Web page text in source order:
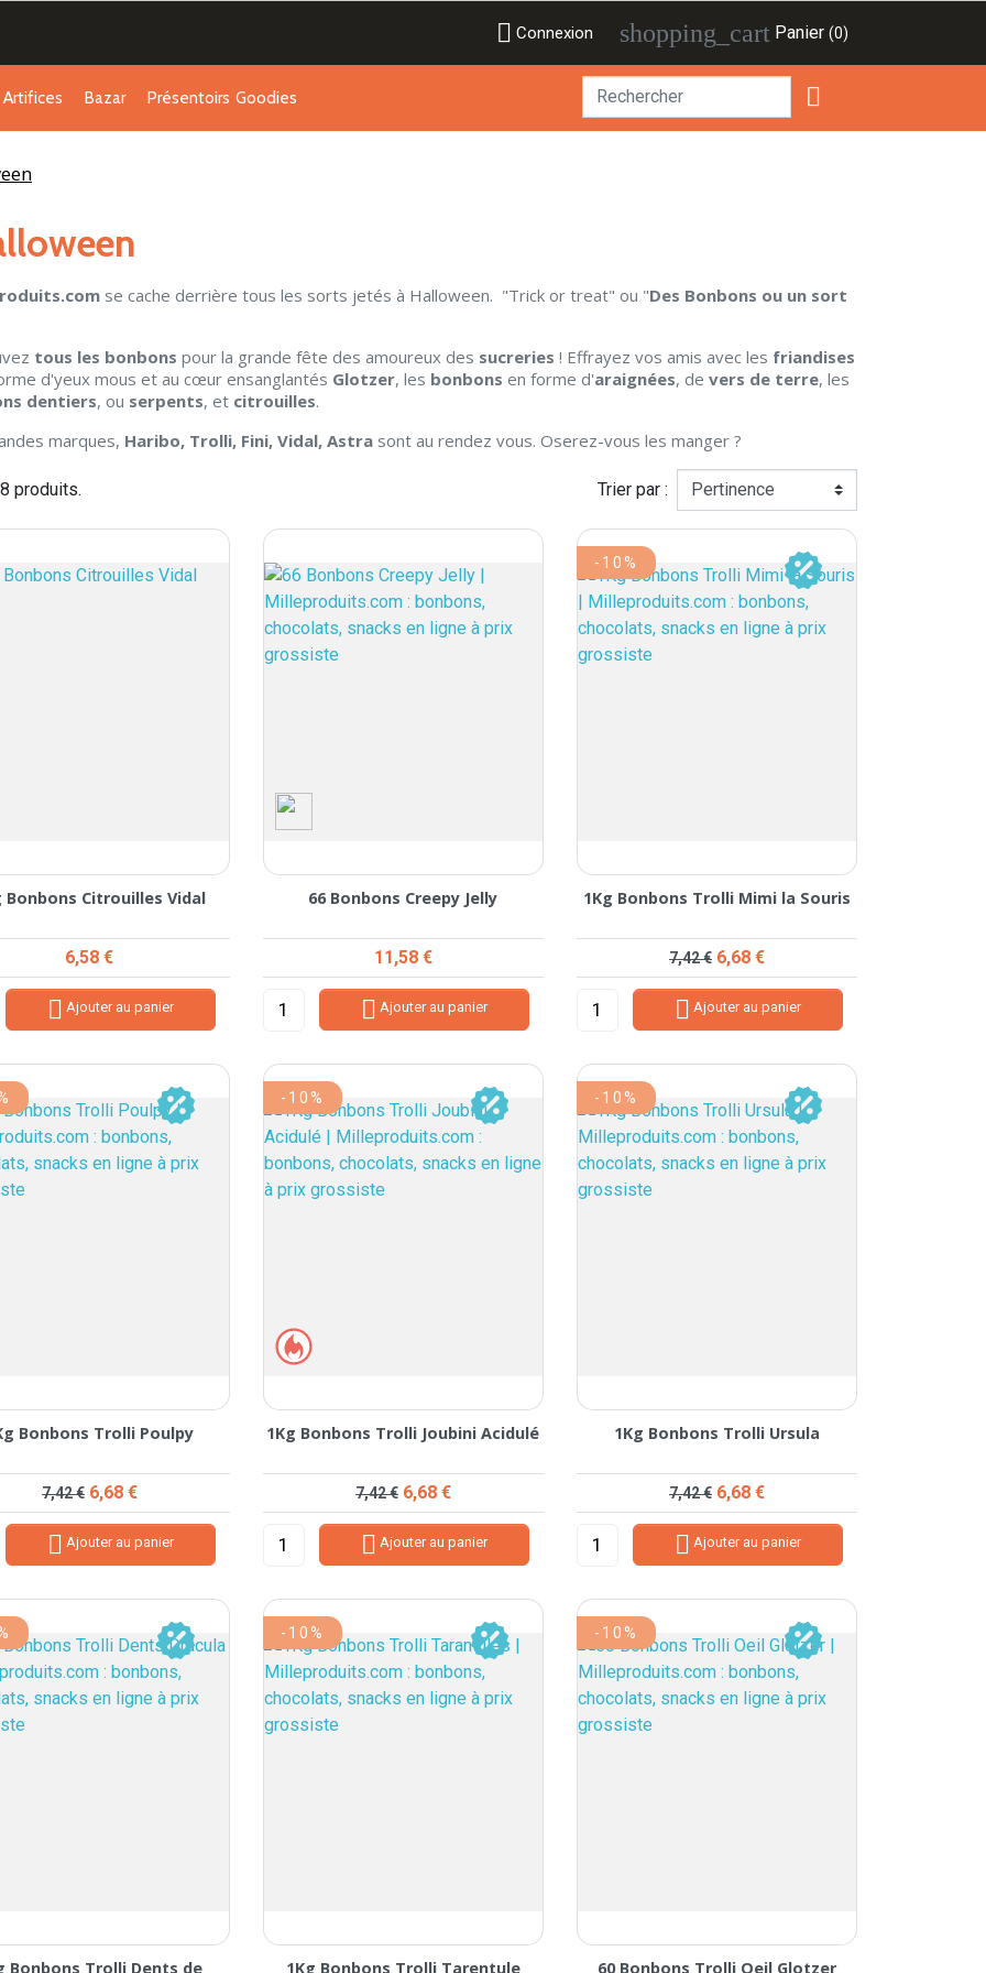
 Connexion shopping_cart Panier (0)
Artifices Bazar Présentoirs Goodies 
se cache derrière tous les sorts jetés à Halloween. "Trick or treat" ou "Des Bonbons ou un sort
tous les bonbons pour la grande fête des amoureux des sucreries ! Effrayez vos amis avec les friandises
d'yeux mous et au cœur ensanglantés Glotzer, les bonbons en forme d'araignées, de vers de terre, les
dentiers, ou serpents, et citrouilles.
marques, Haribo, Trolli, Fini, Vidal, Astra sont au rendez vous. Oserez-vous les manger ?
produits. Trier par :
Bonbons Citrouilles Vidal
Prix
6,58 €
 Ajouter au panier
66 Bonbons Creepy Jelly
Prix
11,58 €
 Ajouter au panier
1Kg Bonbons Trolli Mimi la Souris
Prix de base
7,42 € Prix
6,68 €
 Ajouter au panier
-10%
Bonbons Trolli Poulpy
Prix de base
7,42 € Prix
6,68 €
 Ajouter au panier
1Kg Bonbons Trolli Joubini Acidulé
Prix de base
7,42 € Prix
6,68 €
 Ajouter au panier
-10%
1Kg Bonbons Trolli Ursula
Prix de base
7,42 € Prix
6,68 €
 Ajouter au panier
-10%
Bonbons Trolli Dents de
1Kg Bonbons Trolli Tarentule
-10%
60 Bonbons Trolli Oeil Glotzer
-10%